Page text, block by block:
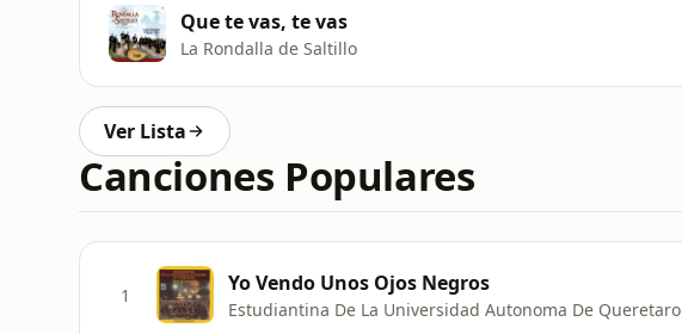
Que te vas, te vas
La Rondalla de Saltillo
Ver Lista
Canciones Populares
1 Yo Vendo Unos Ojos Negros
Estudiantina De La Universidad Autonoma De Queretaro